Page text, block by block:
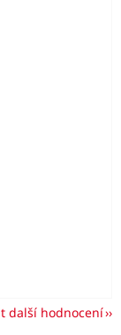
další hodnocení